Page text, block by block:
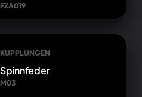
FZA019
KUPPLUNGEN
Spinnfeder
M03